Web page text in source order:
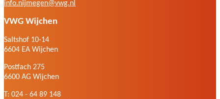
info.nijmegen@vwg.nl
VWG Wijchen
Saltshof 10-14
6604 EA Wijchen
Postfach 275
6600 AG Wijchen
T: 024 - 64 89 148